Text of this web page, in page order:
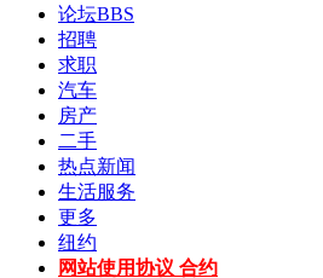
论坛BBS
招聘
求职
汽车
房产
二手
热点新闻
生活服务
更多
纽约
网站使用协议 合约